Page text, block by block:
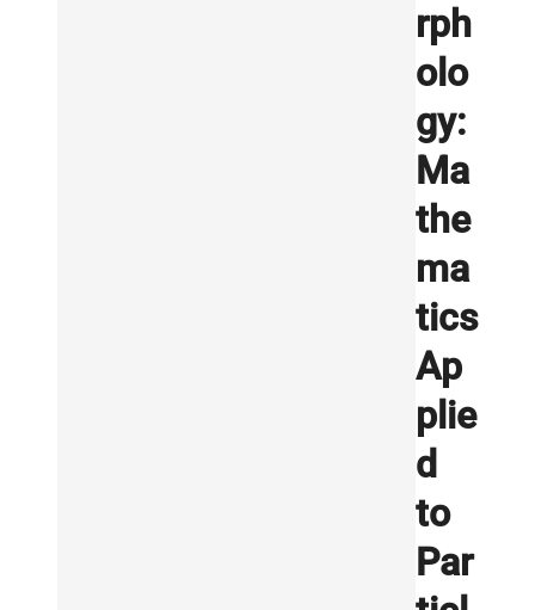
rph
olo
gy:
Ma
the
ma
tics
Ap
plie
d
to
Par